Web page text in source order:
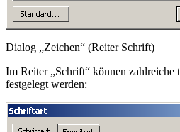
Dialog „Zeichen“ (Reiter Schrift)
Im Reiter „Schrift“ können zahlreiche
festgelegt werden: